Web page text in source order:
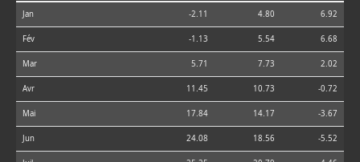
Jan -2.11 4.80 6.92
Fév -1.13 5.54 6.68
Mar 5.71 7.73 2.02
Avr 11.45 10.73 -0.72
Mai 17.84 14.17 -3.67
Jun 24.08 18.56 -5.52